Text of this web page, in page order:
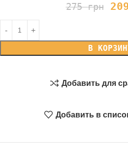
275грн
В
Добавить для
Добавить в